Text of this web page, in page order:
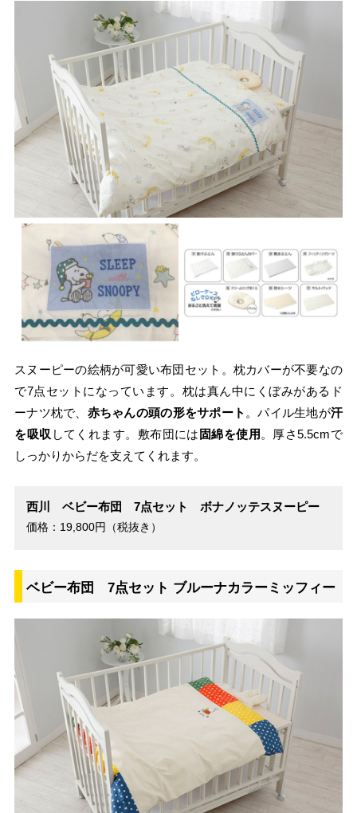
スヌーピーの絵柄が可愛い布団セット。枕カバーが不要なの
で7点セットになっています。枕は真ん中にくぼみがあるド
ーナツ枕で、 赤ちゃんの頭の形をサポート 。パイル生地が汗
を吸収 してくれます。敷布団には 固綿を使用 。厚さ5.5cmで
しっかりからだを支えてくれます。
西川 ベビー布団 7点セット ボナノッテスヌーピー
価格：19,800円（税抜き）
ベビー布団 7点セット ブルーナカラーミッフィー